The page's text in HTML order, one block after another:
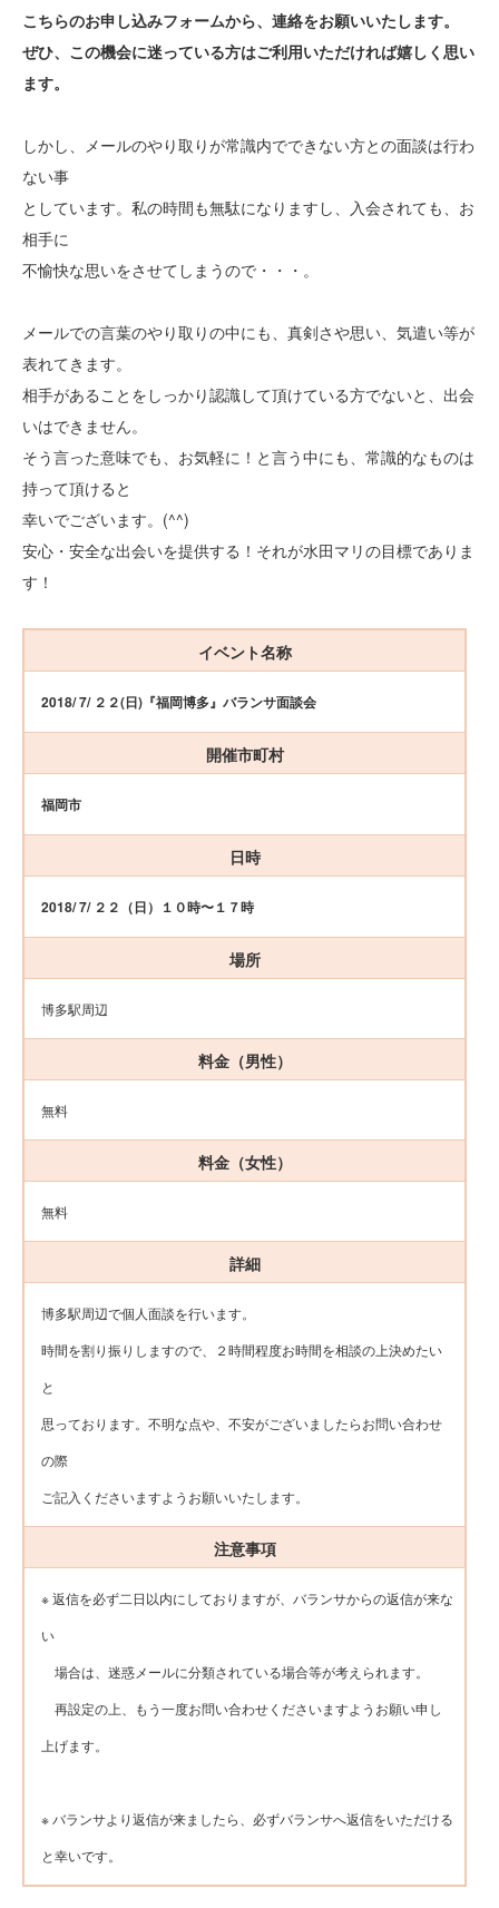
こちらのお申し込みフォームから、連絡をお願いいたします。
ぜひ、この機会に迷っている方はご利用いただければ嬉しく思い
ます。
しかし、メールのやり取りが常識内でできない方との面談は行わ
ない事
としています。私の時間も無駄になりますし、入会されても、お
相手に
不愉快な思いをさせてしまうので・・・。
メールでの言葉のやり取りの中にも、真剣さや思い、気遣い等が
表れてきます。
相手があることをしっかり認識して頂けている方でないと、出会
いはできません。
そう言った意味でも、お気軽に！と言う中にも、常識的なものは
持って頂けると
幸いでございます。(^^)
安心・安全な出会いを提供する！それが水田マリの目標でありま
す！
イベント名称
2018/ 7/ ２２(日)『福岡博多』バランサ面談会
開催市町村
福岡市
日時
2018/ 7/ ２２（日）１０時〜１７時
場所
博多駅周辺
料金（男性）
無料
料金（女性）
無料
詳細
博多駅周辺で個人面談を行います。
時間を割り振りしますので、２時間程度お時間を相談の上決めたい
と
思っております。不明な点や、不安がございましたらお問い合わせ
の際
ご記入くださいますようお願いいたします。
注意事項
※ 返信を必ず二日以内にしておりますが、バランサからの返信が来な
い
場合は、迷惑メールに分類されている場合等が考えられます。
再設定の上、もう一度お問い合わせくださいますようお願い申し
上げます。
※ バランサより返信が来ましたら、必ずバランサへ返信をいただける
と幸いです。